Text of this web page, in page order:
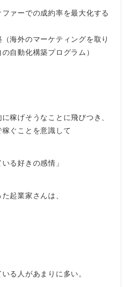
ファーでの成約率を最大化する
（海外のマーケティングを取り
自動化構築プログラム）
稼げそうなことに飛びつき、
ぐことを意識して
る好きの感情」
起業家さんは、
る人があまりに多い。